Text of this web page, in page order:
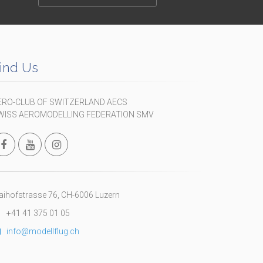
Us
CLUB OF SWITZERLAND AECS
AEROMODELLING FEDERATION SMV
76, CH-6006 Luzern
+41 41 375 01 05
info@modellflug.ch